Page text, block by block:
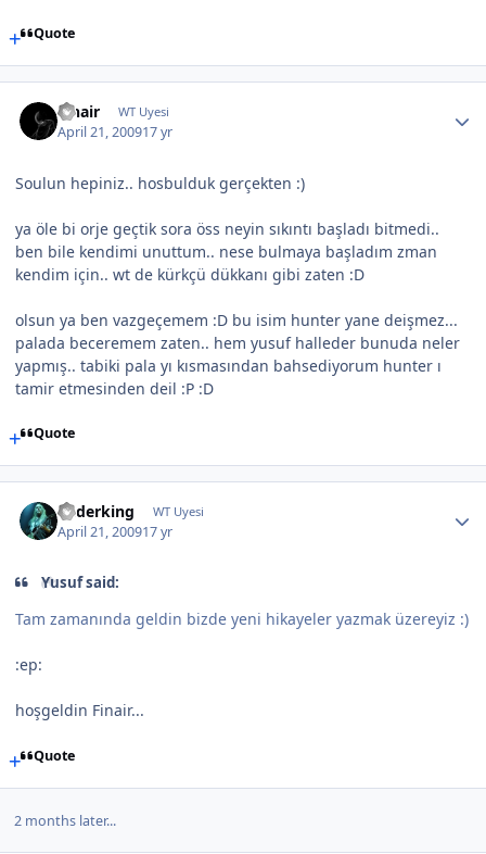
Quote
Finair WT Uyesi
April 21, 200917 yr
Soulun hepiniz.. hosbulduk gerçekten :)
ya öle bi orje geçtik sora öss neyin sıkıntı başladı bitmedi..
ben bile kendimi unuttum.. nese bulmaya başladım zman
kendim için.. wt de kürkçü dükkanı gibi zaten :D
olsun ya ben vazgeçemem :D bu isim hunter yane deişmez...
palada beceremem zaten.. hem yusuf halleder bunuda neler
yapmış.. tabiki pala yı kısmasından bahsediyorum hunter ı
tamir etmesinden deil :P :D
Quote
enderking WT Uyesi
April 21, 200917 yr
Yusuf said:
Tam zamanında geldin bizde yeni hikayeler yazmak üzereyiz :)
:ep:
hoşgeldin Finair...
Quote
2 months later...